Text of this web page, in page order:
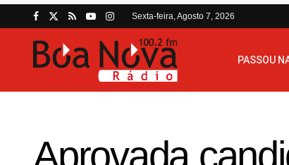
Sexta-feira, Agosto 7, 2026
PASSOU
Aprovada